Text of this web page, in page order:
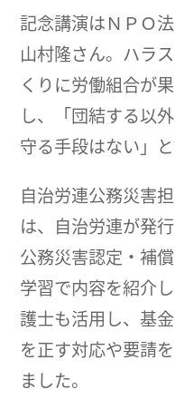
記念講演はＮＰＯ
山村隆さん。ハラ
くりに労働組合が
し、「団結する以
守る手段はない」と
自治労連公務災害
は、自治労連が発
公務災害認定・補
学習で内容を紹介
護士も活用し、基
を正す対応や要請
ました。